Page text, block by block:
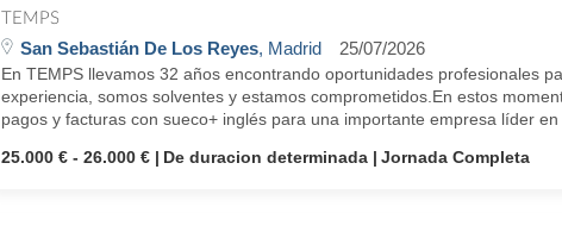
TEMPS
San Sebastián De Los Reyes, Madrid 25/07/2026
En TEMPS llevamos 32 años encontrando oportunidades profesionales
experiencia, somos solventes y estamos comprometidos.En estos
pagos y facturas con sueco+ inglés para una importante empresa líder en
25.000 € - 26.000 €
De duracion determinada Jornada Completa